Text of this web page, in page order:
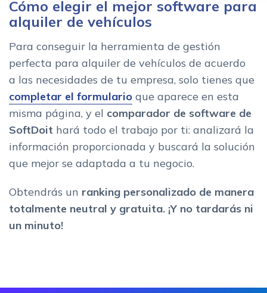
Cómo elegir el mejor software para
alquiler de vehículos
Para conseguir la herramienta de gestión
perfecta para alquiler de vehículos de acuerdo
a las necesidades de tu empresa, solo tienes que
completar el formulario que aparece en esta
misma página, y el comparador de software de
SoftDoit hará todo el trabajo por ti: analizará la
información proporcionada y buscará la solución
que mejor se adaptada a tu negocio.
Obtendrás un ranking personalizado de manera
totalmente neutral y gratuita. ¡Y no tardarás ni
un minuto!